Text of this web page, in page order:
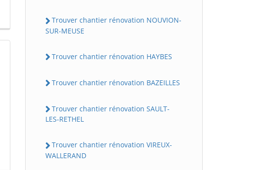
Trouver chantier rénovation NOUVION-
SUR-MEUSE
Trouver chantier rénovation HAYBES
Trouver chantier rénovation BAZEILLES
Trouver chantier rénovation SAULT-
LES-RETHEL
Trouver chantier rénovation VIREUX-
WALLERAND